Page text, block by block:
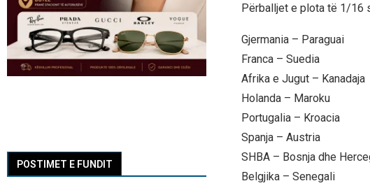
Përballjet e plota të 1/16
Gjermania – Paraguai
Franca – Suedia
Afrika e Jugut – Kanadaja
Holanda – Maroku
Portugalia – Kroacia
Spanja – Austria
SHBA – Bosnja dhe
Belgjika – Senegali
POSTIMET E FUNDIT